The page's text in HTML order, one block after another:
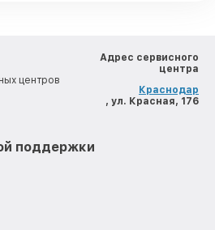
центров
Адрес сервисного
центра
Краснодар
, ул. Красная, 176
поддержки